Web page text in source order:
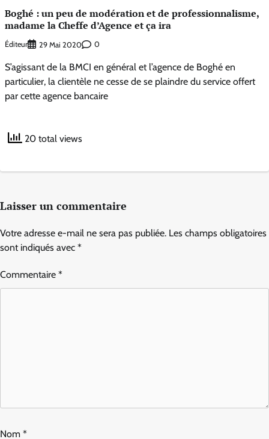
Boghé : un peu de modération et de professionnalisme,
madame la Cheffe d’Agence et ça ira
Éditeur 29 Mai 2020 0
S’agissant de la BMCI en général et l’agence de Boghé en
particulier, la clientèle ne cesse de se plaindre du service offert
par cette agence bancaire
20 total views
Laisser un commentaire
Votre adresse e-mail ne sera pas publiée. Les champs obligatoires
sont indiqués avec *
Commentaire *
Nom *